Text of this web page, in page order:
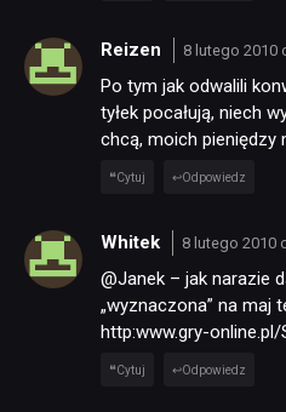
Reizen 8 lutego 2010
Po tym jak odwalili
tyłek pocałują, niech
chcą, moich pieniędzy
Cytuj Odpowiedz
Whitek 8 lutego 2010
@Janek – jak narazie
„wyznaczona” na maj
http:www.gry-online.pl/
Cytuj Odpowiedz